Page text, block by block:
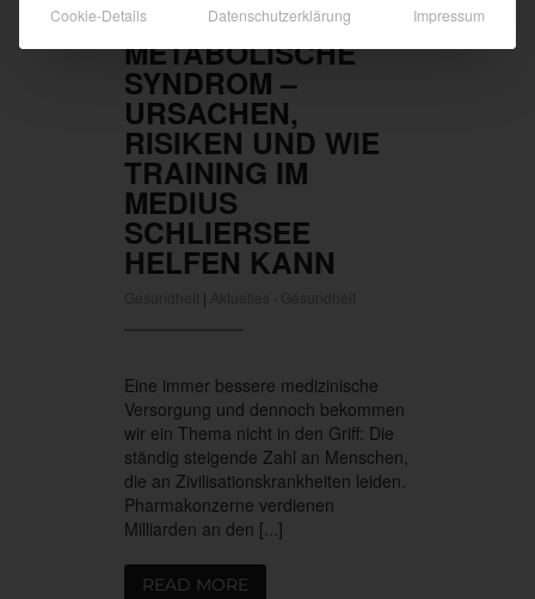
DAS
METABOLISCHE
SYNDROM –
URSACHEN,
RISIKEN UND WIE
TRAINING IM
MEDIUS
SCHLIERSEE
HELFEN KANN
| ·
Eine immer bessere medizinische
Versorgung und dennoch bekommen
wir ein Thema nicht in den Griff: Die
ständig steigende Zahl an Menschen,
die an Zivilisationskrankheiten leiden.
Pharmakonzerne verdienen
Milliarden an den [...]
READ MORE
Cookie-Details Datenschutzerklärung Impressum